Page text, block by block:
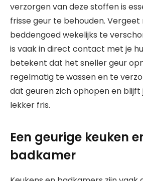
verzorgen van deze stoffen is
frisse geur te behouden. Vergeet
beddengoed wekelijks te
is vaak in direct contact met je
betekent dat het sneller geur
regelmatig te wassen en te
dat geuren zich ophopen en
lekker fris.
Een geurige keuken
badkamer